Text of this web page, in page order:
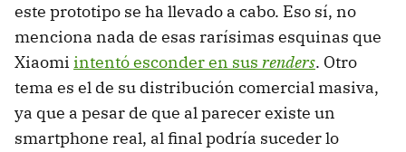
este prototipo se ha llevado a cabo. Eso sí, no
menciona nada de esas rarísimas esquinas que
Xiaomi intentó esconder en sus renders. Otro
tema es el de su distribución comercial masiva,
ya que a pesar de que al parecer existe un
smartphone real, al final podría suceder lo